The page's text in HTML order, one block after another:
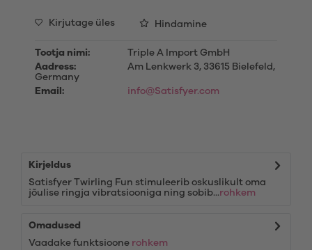
Kirjutage üles Hindamine
Tootja nimi:
Triple A Import GmbH
Aadress:
Am Lenkwerk 3, 33615 Bielefeld,
Germany
Email:
info@Satisfyer.com
Kirjeldus
Satisfyer Twirling Fun stimuleerib oskuslikult oma
jõulise ringja vibratsiooniga ning sobib...rohkem
Omadused
Vaadake funktsioone rohkem